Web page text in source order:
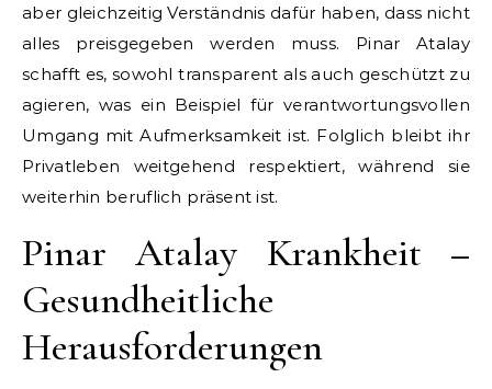
aber gleichzeitig Verständnis dafür haben, dass nicht
alles preisgegeben werden muss. Pinar Atalay
schafft es, sowohl transparent als auch geschützt zu
agieren, was ein Beispiel für verantwortungsvollen
Umgang mit Aufmerksamkeit ist. Folglich bleibt ihr
Privatleben weitgehend respektiert, während sie
weiterhin beruflich präsent ist.
Pinar Atalay Krankheit –
Gesundheitliche
Herausforderungen